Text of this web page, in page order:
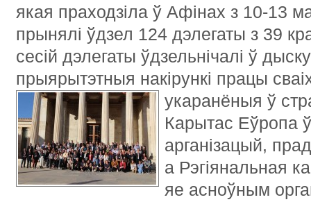
якая праходзіла ў Афінах з 10-13
прынялі ўдзел 124 дэлегаты з 39
сесій дэлегаты ўдзельнічалі ў
прыярытэтныя накірункі працы
укаранёныя ў
Карытас Еўропа
арганізацый,
а Рэгіянальная
яе асноўным